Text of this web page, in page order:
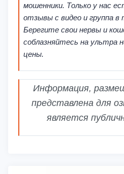
мошенники. Только у нас
отзывы с видео и группа в
Берегите свои нервы и
соблазняйтесь на ультра
цены.
Информация,
представлена для
является